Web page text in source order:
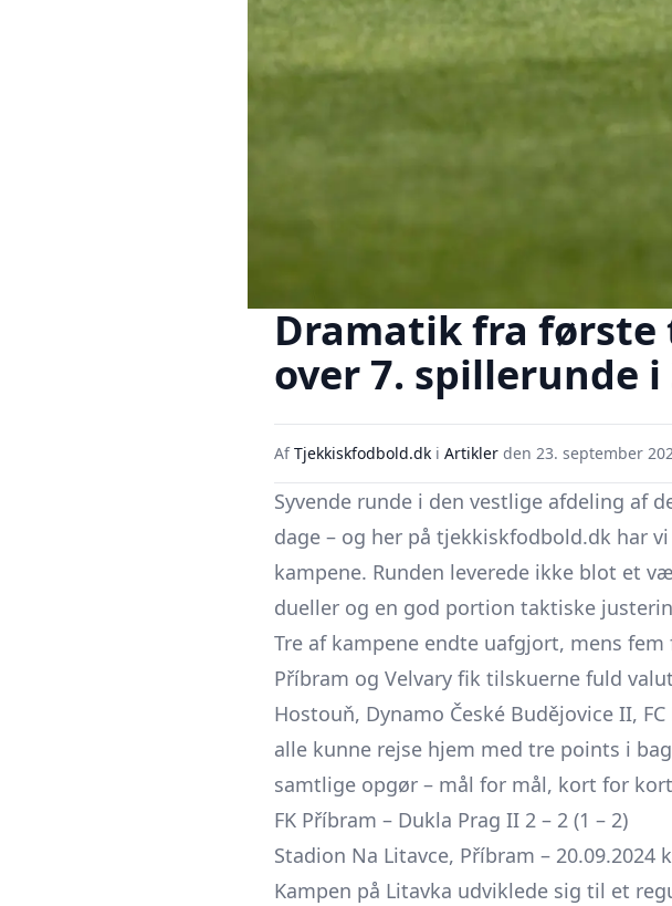
Dramatik fra
over 7. spillerunde i
AfTjekkiskfodbold.dk i Artikler den 23. september
Syvende runde i den vestlige afdeling af
dage – og her på tjekkiskfodbold.dk har
kampene. Runden leverede ikke blot et
dueller og en god portion taktiske
Tre af kampene endte uafgjort, mens
Příbram og Velvary fik tilskuerne fuld
Hostouň, Dynamo České Budějovice II,
alle kunne rejse hjem med tre points i
samtlige opgør – mål for mål, kort for
FK Příbram – Dukla Prag II 2 – 2 (1 – 2)
Stadion Na Litavce, Příbram – 20.09.2024
Kampen på Litavka udviklede sig til et